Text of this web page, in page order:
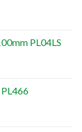
PL04LS